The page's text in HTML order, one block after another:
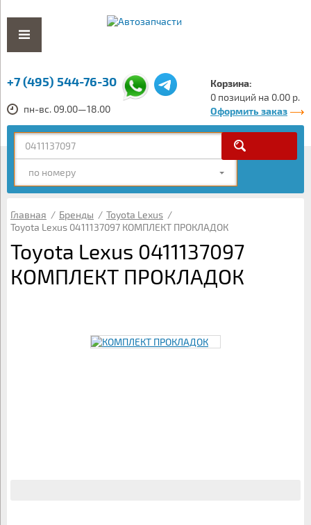
+7 (495) 544-76-30
пн-вс. 09.00—18.00
Корзина:
0 позиций на 0.00 р.
Оформить заказ
по номеру
Главная / Бренды / Toyota Lexus /
Toyota Lexus 0411137097 КОМПЛЕКТ ПРОКЛАДОК
Toyota Lexus 0411137097
КОМПЛЕКТ ПРОКЛАДОК